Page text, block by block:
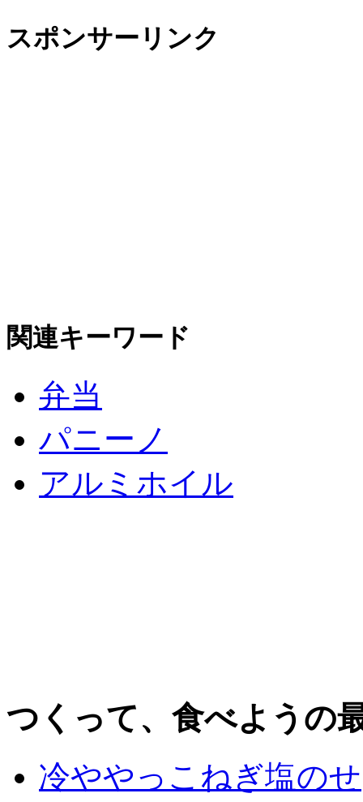
スポンサーリンク
関連キーワード
弁当
パニーノ
アルミホイル
つくって、食べようの
冷ややっこねぎ塩のせ